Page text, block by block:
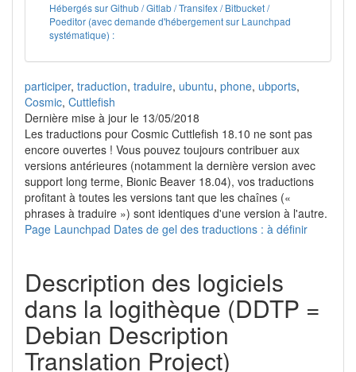
Hébergés sur Github / Gitlab / Transifex / Bitbucket /
Poeditor (avec demande d'hébergement sur Launchpad
systématique) :
participer, traduction, traduire, ubuntu, phone, ubports,
Cosmic, Cuttlefish
Dernière mise à jour le 13/05/2018
Les traductions pour Cosmic Cuttlefish 18.10 ne sont pas
encore ouvertes ! Vous pouvez toujours contribuer aux
versions antérieures (notamment la dernière version avec
support long terme, Bionic Beaver 18.04), vos traductions
profitant à toutes les versions tant que les chaînes («
phrases à traduire ») sont identiques d'une version à l'autre.
Page Launchpad Dates de gel des traductions : à définir
Description des logiciels
dans la logithèque (DDTP =
Debian Description
Translation Project)